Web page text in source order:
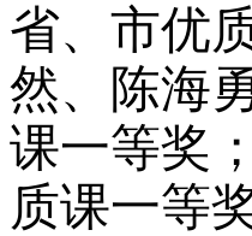
省、 市优
然、陈海
课一等奖
质课一等